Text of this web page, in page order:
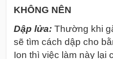
KHÔNG NÊN
Dập lửa: Thường khi
sẽ tìm cách dập cho
Ion thì việc làm này lại